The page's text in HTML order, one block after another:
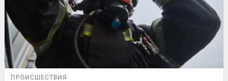
ПРОИСШЕСТВИЯ